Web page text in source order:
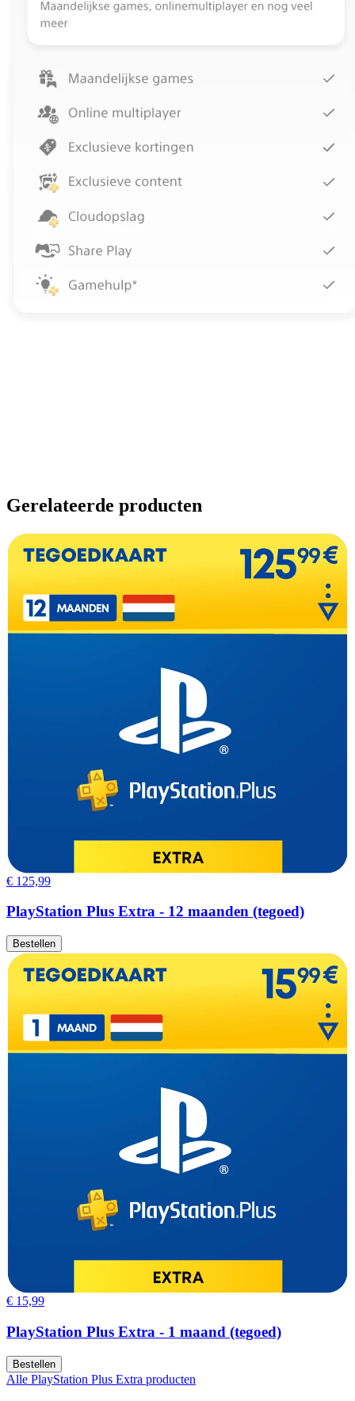
Gerelateerde producten
€ 125,99
PlayStation Plus Extra - 12 maanden (tegoed)
Bestellen
€ 15,99
PlayStation Plus Extra - 1 maand (tegoed)
Bestellen
Alle PlayStation Plus Extra producten